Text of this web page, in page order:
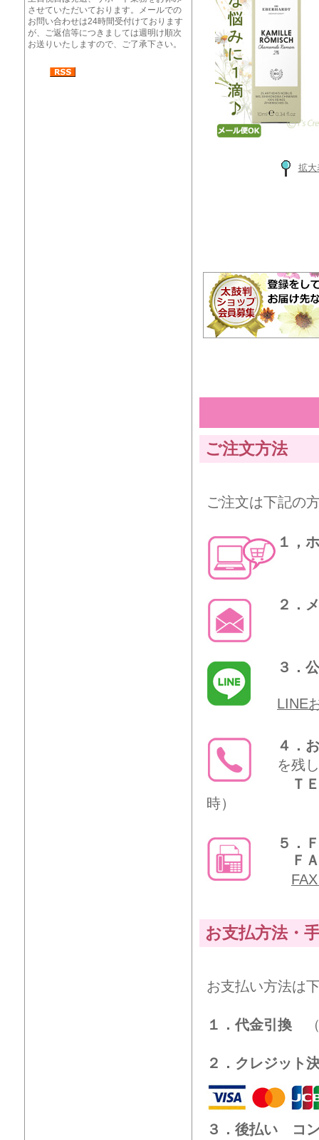
させていただいております。メールでの
お問い合わせは24時間受付けております
が、ご返信等につきましては週明け順次
お送りいたしますので、ご了承下さい。
拡大
ご注文方法
ご注文は下記の
１，
２．
３．
LINE
４．
を残
Ｔ
時）
５．
ＦＡ
お支払方法・
お支払い方法は
１．代金引換 （
２．クレジット
３．後払い コ